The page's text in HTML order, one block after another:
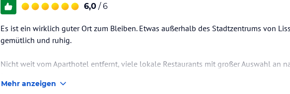
6,0 / 6
Es ist ein wirklich guter Ort zum Bleiben. Etwas außerhalb des Stadtzentrums von
gemütlich und ruhig.
Nicht weit vom Aparthotel entfernt, viele lokale Restaurants mit großer Auswahl an
Mehr anzeigen